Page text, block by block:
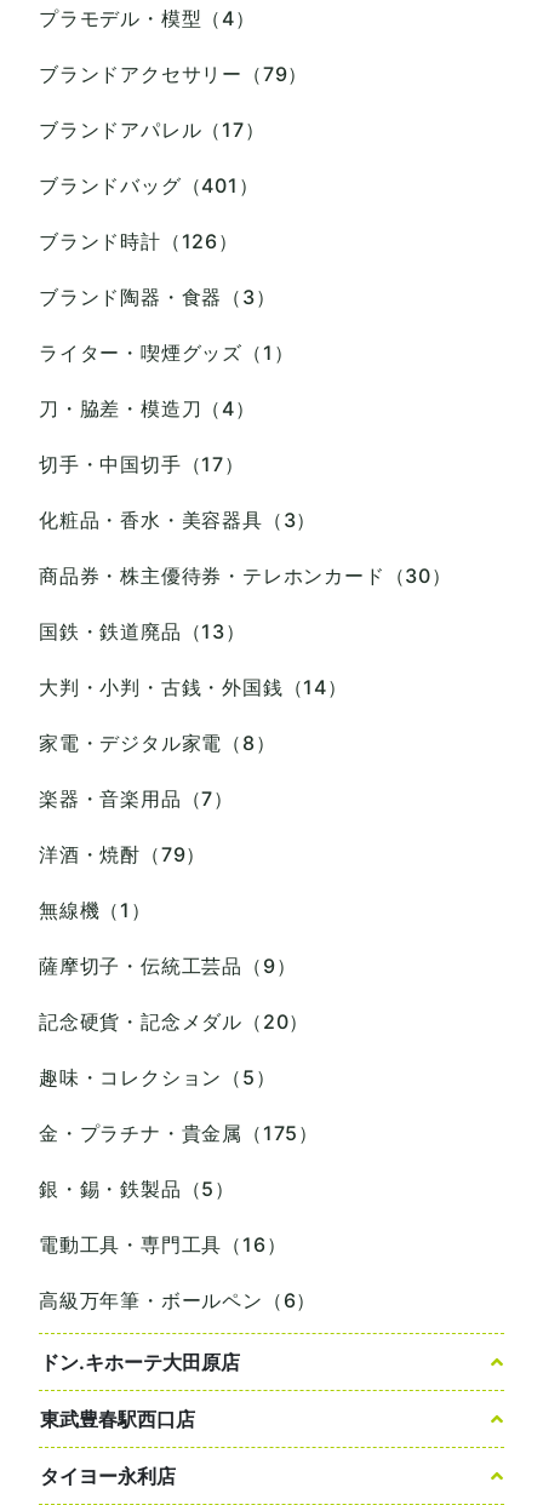
プラモデル・模型（4）
ブランドアクセサリー（79）
ブランドアパレル（17）
ブランドバッグ（401）
ブランド時計（126）
ブランド陶器・食器（3）
ライター・喫煙グッズ（1）
刀・脇差・模造刀（4）
切手・中国切手（17）
化粧品・香水・美容器具（3）
商品券・株主優待券・テレホンカード（30）
国鉄・鉄道廃品（13）
大判・小判・古銭・外国銭（14）
家電・デジタル家電（8）
楽器・音楽用品（7）
洋酒・焼酎（79）
無線機（1）
薩摩切子・伝統工芸品（9）
記念硬貨・記念メダル（20）
趣味・コレクション（5）
金・プラチナ・貴金属（175）
銀・錫・鉄製品（5）
電動工具・専門工具（16）
高級万年筆・ボールペン（6）
ドン.キホーテ大田原店
東武豊春駅西口店
タイヨー永利店